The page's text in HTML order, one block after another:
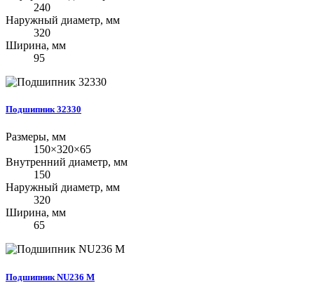
240
Наружный диаметр, мм
320
Ширина, мм
95
Подшипник 32330
Размеры, мм
150×320×65
Внутренний диаметр, мм
150
Наружный диаметр, мм
320
Ширина, мм
65
Подшипник NU236 M